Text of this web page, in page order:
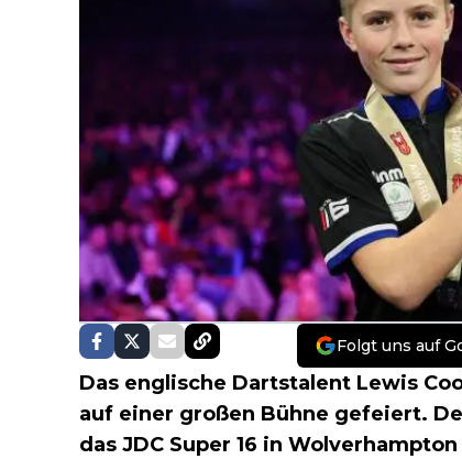
Folgt uns auf
Das englische Dartstalent Lewis
auf einer großen Bühne gefeiert.
das JDC Super 16 in